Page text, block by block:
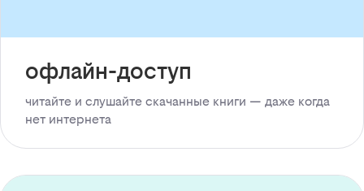
офлайн-доступ
читайте и слушайте скачанные книги — даже когда
нет интернета